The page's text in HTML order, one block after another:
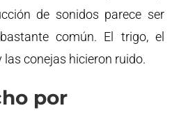
de sonidos parece ser
común. El trigo, el
conejas hicieron ruido.
por